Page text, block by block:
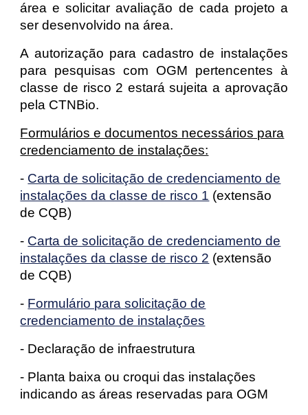
área e solicitar avaliação de cada projeto a
ser desenvolvido na área.
A autorização para cadastro de instalações
para pesquisas com OGM pertencentes à
classe de risco 2 estará sujeita a aprovação
pela CTNBio.
Formulários e documentos necessários para
credenciamento de instalações:
- Carta de solicitação de credenciamento de
instalações da classe de risco 1 (extensão
de CQB)
- Carta de solicitação de credenciamento de
instalações da classe de risco 2 (extensão
de CQB)
- Formulário para solicitação de
credenciamento de instalações
- Declaração de infraestrutura
- Planta baixa ou croqui das instalações
indicando as áreas reservadas para OGM